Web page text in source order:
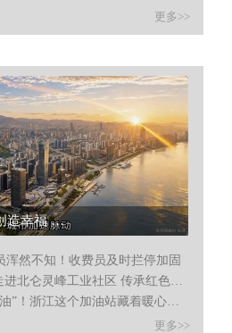
更多>>
浙江温州：劳动创造幸福 向城市守护者致敬...
浑然不知！收费员及时拦停加固
浙江“党史面对面”走进北仑灵峰工业社区 传承红色精神
给车加油也给人“加油”！浙江这个加油站藏着暖心智能食
更多>>